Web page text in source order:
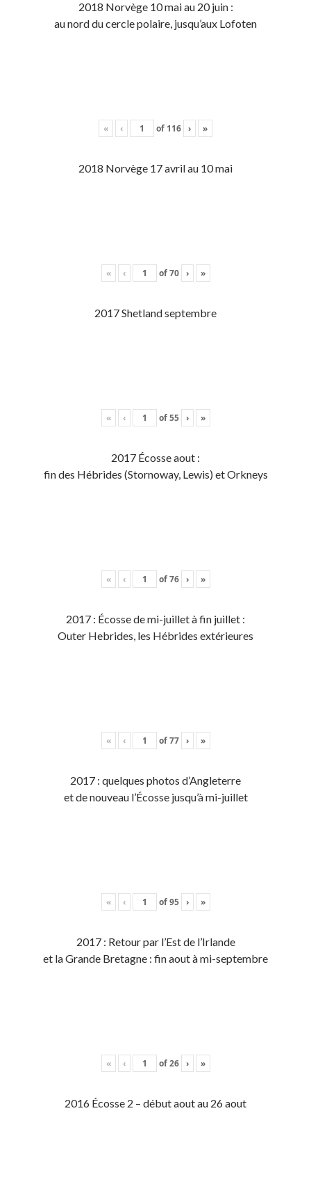
2018 Norvège 10 mai au 20 juin :
au nord du cercle polaire, jusqu’aux Lofoten
« ‹ of 116 › »
2018 Norvège 17 avril au 10 mai
« ‹ of70 › »
2017 Shetland septembre
« ‹ of55 › »
2017 Écosse aout :
fin des Hébrides (Stornoway, Lewis) et Orkneys
« ‹ of76 › »
2017 : Écosse de mi-juillet à fin juillet :
Outer Hebrides, les Hébrides extérieures
« ‹ of77 › »
2017 : quelques photos d’Angleterre
et de nouveau l’Écosse jusqu’à mi-juillet
« ‹ of95 › »
2017 : Retour par l’Est de l’Irlande
et la Grande Bretagne : fin aout à mi-septembre
« ‹ of26 › »
2016 Écosse 2 – début aout au 26 aout